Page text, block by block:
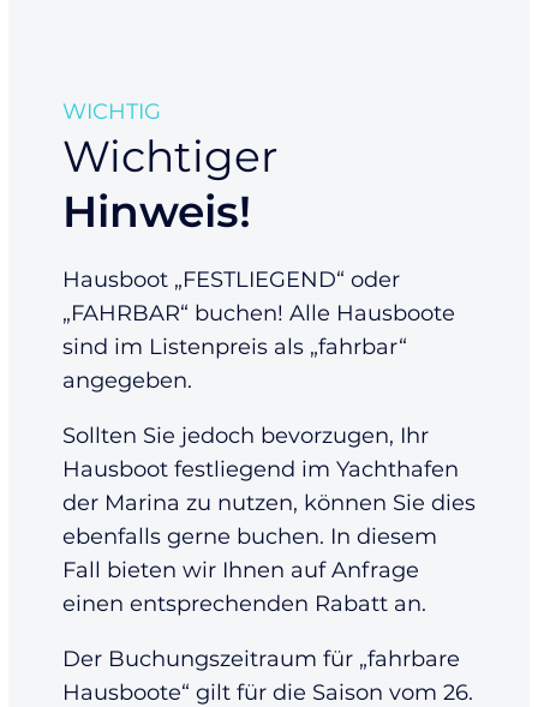
WICHTIG
Wichtiger
Hinweis!
Hausboot „FESTLIEGEND“ oder
„FAHRBAR“ buchen! Alle Hausboote
sind im Listenpreis als „fahrbar“
angegeben.
Sollten Sie jedoch bevorzugen, Ihr
Hausboot festliegend im Yachthafen
der Marina zu nutzen, können Sie dies
ebenfalls gerne buchen. In diesem
Fall bieten wir Ihnen auf Anfrage
einen entsprechenden Rabatt an.
Der Buchungszeitraum für „fahrbare
Hausboote“ gilt für die Saison vom 26.